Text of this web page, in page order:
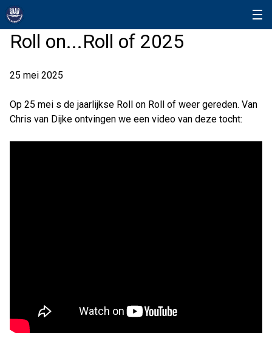
Roll on...Roll of 2025
25 mei 2025
Op 25 mei s de jaarlijkse Roll on Roll of weer gereden. Van
Chris van Dijke ontvingen we een video van deze tocht: